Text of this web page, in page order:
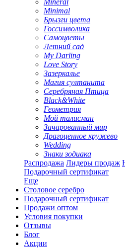
Mineral
Minimal
Брызги цвета
Госсимволика
Самоцветы
Летний сад
My Darling
Love Story
Зазеркалье
Магия султанита
Серебряная Птица
Black&White
Геометрия
Мой талисман
Зачарованный мир
Драгоценное кружево
Wedding
Знаки зодиака
Распродажа Лидеры продаж
Подарочный сертификат
Еще
Столовое серебро
Подарочный сертификат
Продажи оптом
Условия покупки
Отзывы
Блог
Акции